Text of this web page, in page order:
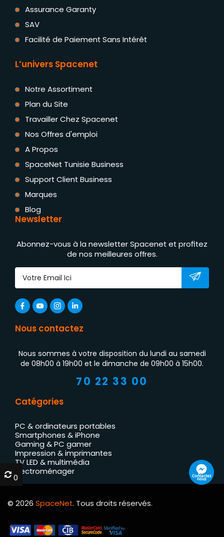
Assurance Garanty
SAV
Facilité de Paiement Sans Intérêt
L’univers Spacenet
Notre Assortiment
Plan du Site
Travailler Chez Spacenet
Nos Offres d'emploi
A Propos
SpaceNet Tunisie Business
Support Client Business
Marques
Blog
Newsletter
Abonnez-vous à la newsletter Spacenet et profitez
de nos meilleures offres.
Nous contactez
Nous sommes à votre disposition du lundi au samedi
de 08h00 à 19h00 et le dimanche de 09h00 à 15h00.
70 22 33 00
Catégories
PC & ordinateurs portables
Smartphones & iPhone
Gaming & PC gamer
Impression & imprimantes
TV LED & multimédia
Électroménager
© 2026 SpaceNet. Tous droits réservés.
Contactez
nous
0
0